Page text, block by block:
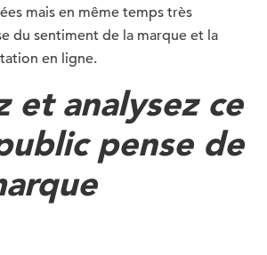
mais en même temps très
du sentiment de la marque et la
en ligne.
et analysez ce
pense de